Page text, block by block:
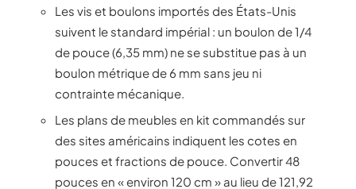
Les vis et boulons importés des États-Unis
suivent le standard impérial : un boulon de 1/4
de pouce (6,35 mm) ne se substitue pas à un
boulon métrique de 6 mm sans jeu ni
contrainte mécanique.
Les plans de meubles en kit commandés sur
des sites américains indiquent les cotes en
pouces et fractions de pouce. Convertir 48
pouces en « environ 120 cm » au lieu de 121,92